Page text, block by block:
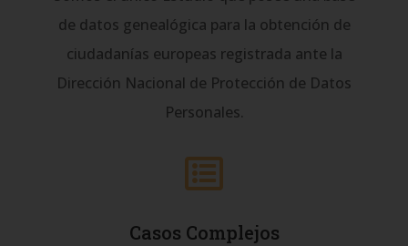
de datos genealógica para la obtención de
ciudadanías europeas registrada ante la
Dirección Nacional de Protección de Datos
Personales.

Casos Complejos